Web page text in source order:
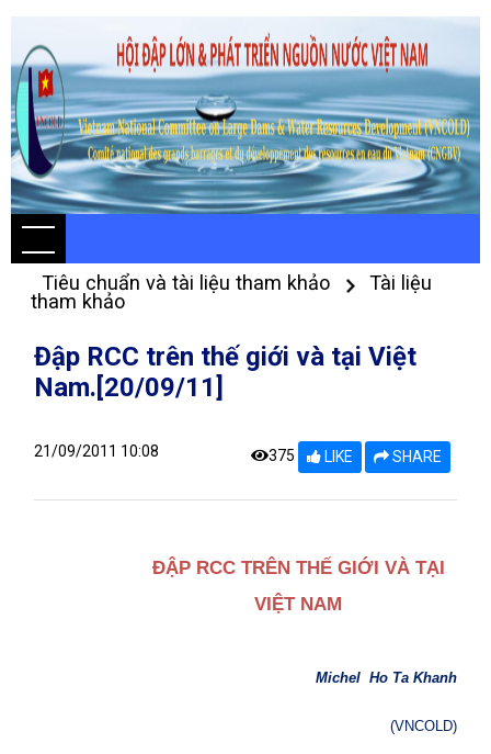
Tiêu chuẩn và tài liệu tham khảo
Tài liệu
tham khảo
Đập RCC trên thế giới và tại Việt
Nam.[20/09/11]
21/09/2011 10:08 375 LIKE SHARE
ĐẬP RCC TRÊN THẾ GIỚI VÀ TẠI
VIỆT NAM
Michel Ho Ta Khanh
(VNCOLD)